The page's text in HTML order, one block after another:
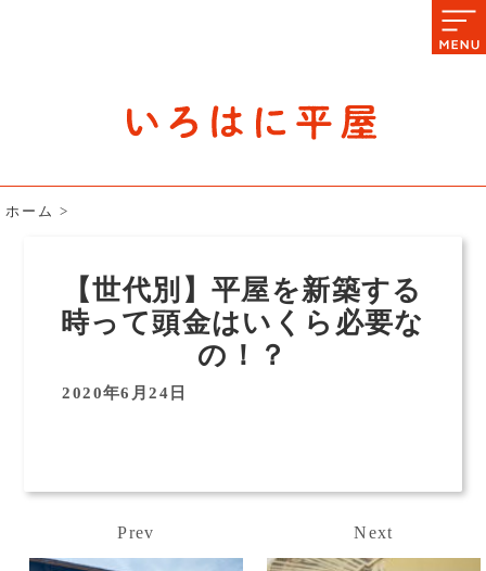
ホーム >
【世代別】平屋を新築する
時って頭金はいくら必要な
の！？
2020年6月24日
Prev Next